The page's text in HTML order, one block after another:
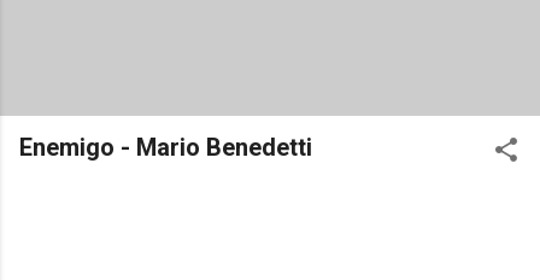
Enemigo - Mario Benedetti